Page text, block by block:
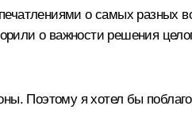
о самых разных
о важности решения
Поэтому я хотел бы